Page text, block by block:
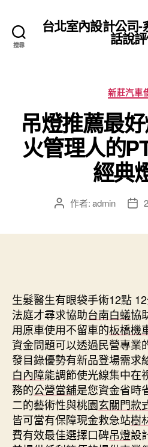
搜尋
台北室內設計公司-
話說
分
類
新莊汽車
吊燈推薦最
火管理人的
經典
文 作者:admin
文
生髮醫生有眼袋手術12點
法庭才尋求協助台南白蟻協
用原車使用不留車的板橋機
資金問題可以透過民營專業
發目錄優勢有新品登場需求
白內障能調節使光線集中在
務的公營當舖是您資金省時
二的藝術性與桃園玄關門款
皆可當有保障現金救急站樹
費有效最佳選擇口碑吊燈設